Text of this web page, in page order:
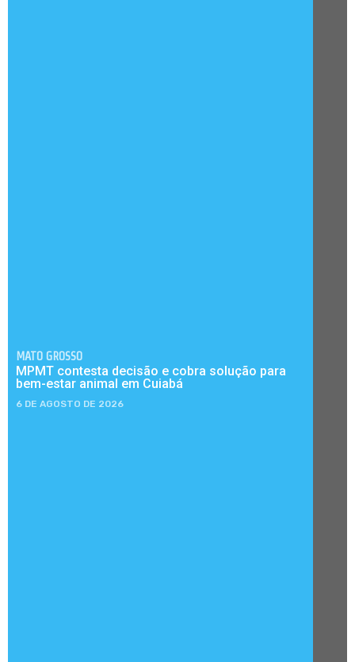
MATO GROSSO
MPMT contesta decisão e cobra solução para
bem-estar animal em Cuiabá
6 DE AGOSTO DE 2026